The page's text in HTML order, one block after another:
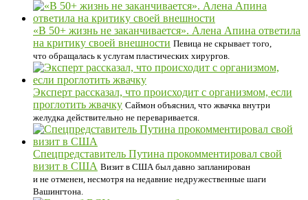
«В 50+ жизнь не заканчивается». Алена Апина ответила
на критику своей внешности Певица не скрывает того,
что обращалась к услугам пластических хирургов.
Эксперт рассказал, что происходит с организмом, если
проглотить жвачку Саймон объяснил, что жвачка внутри
желудка действительно не переваривается.
Спецпредставитель Путина прокомментировал свой
визит в США Визит в США был давно запланирован
и не отменен, несмотря на недавние недружественные шаги
Вашингтона.